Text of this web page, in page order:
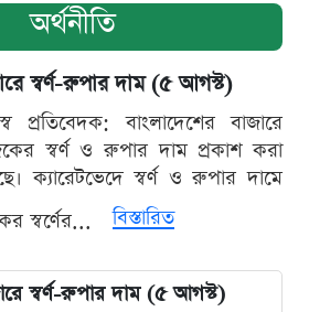
অর্থনীতি
স্বর্ণ-রুপার দাম (৫ আগস্ট)
প্রতিবেদক: বাংলাদেশের বাজারে
স্বর্ণ ও রুপার দাম প্রকাশ করা
ক্যারেটভেদে স্বর্ণ ও রুপার দামে
স্বর্ণের...
বিস্তারিত
স্বর্ণ-রুপার দাম (৫ আগস্ট)